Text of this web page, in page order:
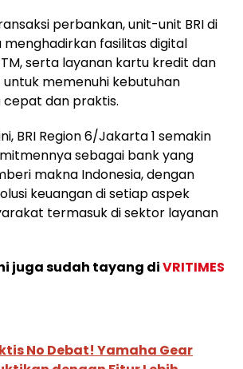
perbankan, unit-unit BRI di
menghadirkan fasilitas digital
serta layanan kartu kredit dan
memenuhi kebutuhan
dan praktis.
BRI Region 6/Jakarta 1 semakin
sebagai bank yang
makna Indonesia, dengan
keuangan di setiap aspek
termasuk di sektor layanan
juga sudah tayang diVRITIMES
No Debat! Yamaha Gear